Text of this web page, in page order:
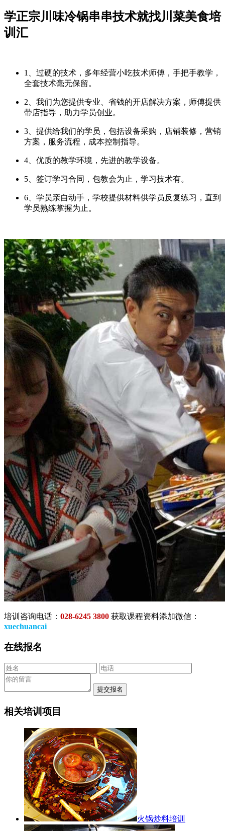
学正宗川味冷锅串串技术就找川菜美食培
训汇
1、过硬的技术，多年经营小吃技术师傅，手把手教学，
全套技术毫无保留。
2、我们为您提供专业、省钱的开店解决方案，师傅提供
带店指导，助力学员创业。
3、提供给我们的学员，包括设备采购，店铺装修，营销
方案，服务流程，成本控制指导。
4、优质的教学环境，先进的教学设备。
5、签订学习合同，包教会为止，学习技术有。
6、学员亲自动手，学校提供材料供学员反复练习，直到
学员熟练掌握为止。
培训咨询电话： 028-6245 3800 获取课程资料添加微信：
xuechuancai
在线报名
相关培训项目
火锅炒料培训